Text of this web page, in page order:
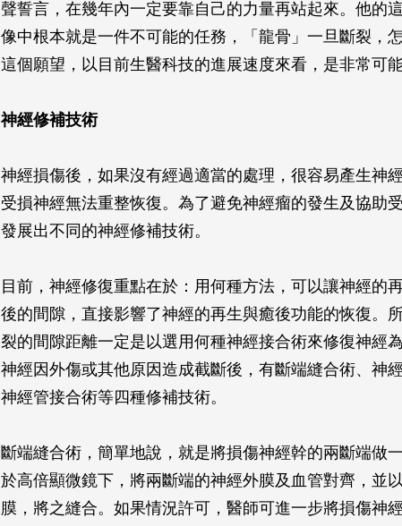
聲誓言，在幾年內一定要靠自己的力量再站起來。他的
像中根本就是一件不可能的任務，「龍骨」一旦斷裂，
這個願望，以目前生醫科技的進展速度來看，是非常可能
神經修補技術
神經損傷後，如果沒有經過適當的處理，很容易產生神
受損神經無法重整恢復。為了避免神經瘤的發生及協助
發展出不同的神經修補技術。
目前，神經修復重點在於：用何種方法，可以讓神經的
後的間隙，直接影響了神經的再生與癒後功能的恢復。
裂的間隙距離一定是以選用何種神經接合術來修復神經
神經因外傷或其他原因造成截斷後，有斷端縫合術、神
神經管接合術等四種修補技術。
斷端縫合術，簡單地說，就是將損傷神經幹的兩斷端做
於高倍顯微鏡下，將兩斷端的神經外膜及血管對齊，並
膜，將之縫合。如果情況許可，醫師可進一步將損傷神